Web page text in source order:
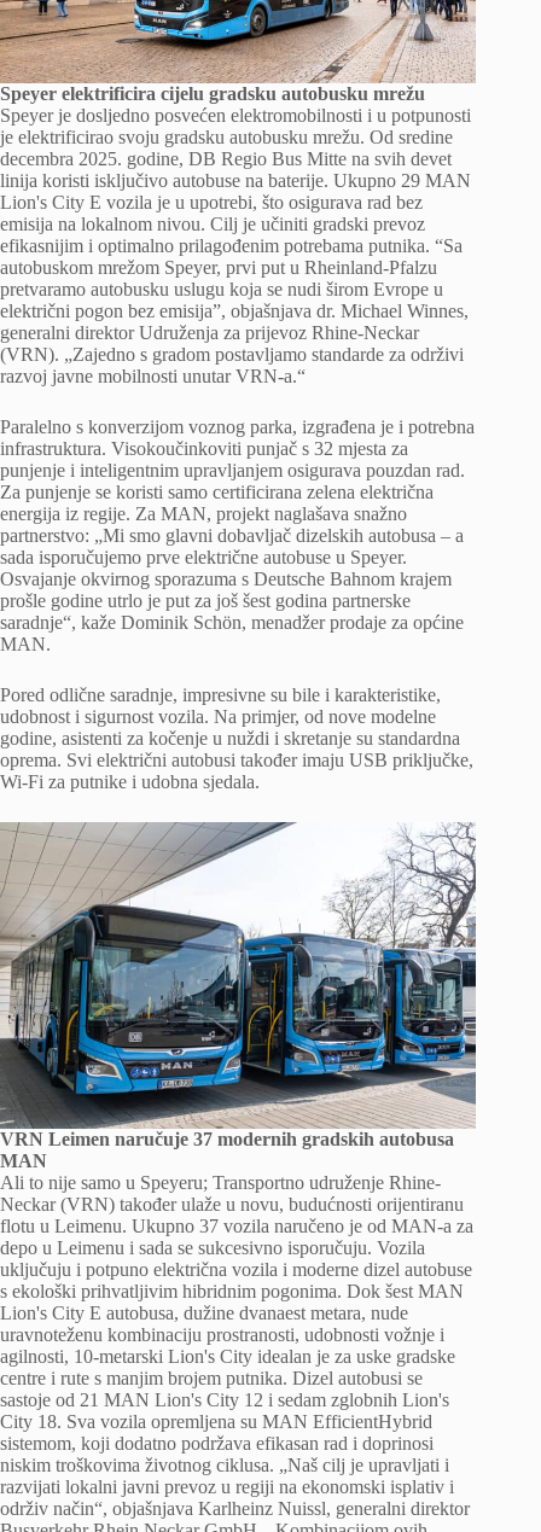
Speyer elektrificira cijelu gradsku autobusku mrežu
Speyer je dosljedno posvećen elektromobilnosti i u potpunosti
je elektrificirao svoju gradsku autobusku mrežu. Od sredine
decembra 2025. godine, DB Regio Bus Mitte na svih devet
linija koristi isključivo autobuse na baterije. Ukupno 29 MAN
Lion's City E vozila je u upotrebi, što osigurava rad bez
emisija na lokalnom nivou. Cilj je učiniti gradski prevoz
efikasnijim i optimalno prilagođenim potrebama putnika. “Sa
autobuskom mrežom Speyer, prvi put u Rheinland-Pfalzu
pretvaramo autobusku uslugu koja se nudi širom Evrope u
električni pogon bez emisija”, objašnjava dr. Michael Winnes,
generalni direktor Udruženja za prijevoz Rhine-Neckar
(VRN). „Zajedno s gradom postavljamo standarde za održivi
razvoj javne mobilnosti unutar VRN-a.“
Paralelno s konverzijom voznog parka, izgrađena je i potrebna
infrastruktura. Visokoučinkoviti punjač s 32 mjesta za
punjenje i inteligentnim upravljanjem osigurava pouzdan rad.
Za punjenje se koristi samo certificirana zelena električna
energija iz regije. Za MAN, projekt naglašava snažno
partnerstvo: „Mi smo glavni dobavljač dizelskih autobusa – a
sada isporučujemo prve električne autobuse u Speyer.
Osvajanje okvirnog sporazuma s Deutsche Bahnom krajem
prošle godine utrlo je put za još šest godina partnerske
saradnje“, kaže Dominik Schön, menadžer prodaje za općine
MAN.
Pored odlične saradnje, impresivne su bile i karakteristike,
udobnost i sigurnost vozila. Na primjer, od nove modelne
godine, asistenti za kočenje u nuždi i skretanje su standardna
oprema. Svi električni autobusi također imaju USB priključke,
Wi-Fi za putnike i udobna sjedala.
VRN Leimen naručuje 37 modernih gradskih autobusa
MAN
Ali to nije samo u Speyeru; Transportno udruženje Rhine-
Neckar (VRN) također ulaže u novu, budućnosti orijentiranu
flotu u Leimenu. Ukupno 37 vozila naručeno je od MAN-a za
depo u Leimenu i sada se sukcesivno isporučuju. Vozila
uključuju i potpuno električna vozila i moderne dizel autobuse
s ekološki prihvatljivim hibridnim pogonima. Dok šest MAN
Lion's City E autobusa, dužine dvanaest metara, nude
uravnoteženu kombinaciju prostranosti, udobnosti vožnje i
agilnosti, 10-metarski Lion's City idealan je za uske gradske
centre i rute s manjim brojem putnika. Dizel autobusi se
sastoje od 21 MAN Lion's City 12 i sedam zglobnih Lion's
City 18. Sva vozila opremljena su MAN EfficientHybrid
sistemom, koji dodatno podržava efikasan rad i doprinosi
niskim troškovima životnog ciklusa. „Naš cilj je upravljati i
razvijati lokalni javni prevoz u regiji na ekonomski isplativ i
održiv način“, objašnjava Karlheinz Nuissl, generalni direktor